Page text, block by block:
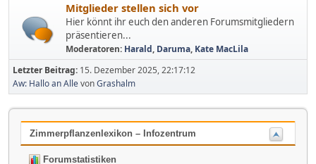
Mitglieder stellen sich vor
Hier könnt ihr euch den anderen Forumsmitgliedern
präsentieren...
Moderatoren: Harald, Daruma, Kate MacLila
Letzter Beitrag: 15. Dezember 2025, 22:17:12
Aw: Hallo an AllevonGrashalm
Zimmerpflanzenlexikon – Infozentrum
Forumstatistiken